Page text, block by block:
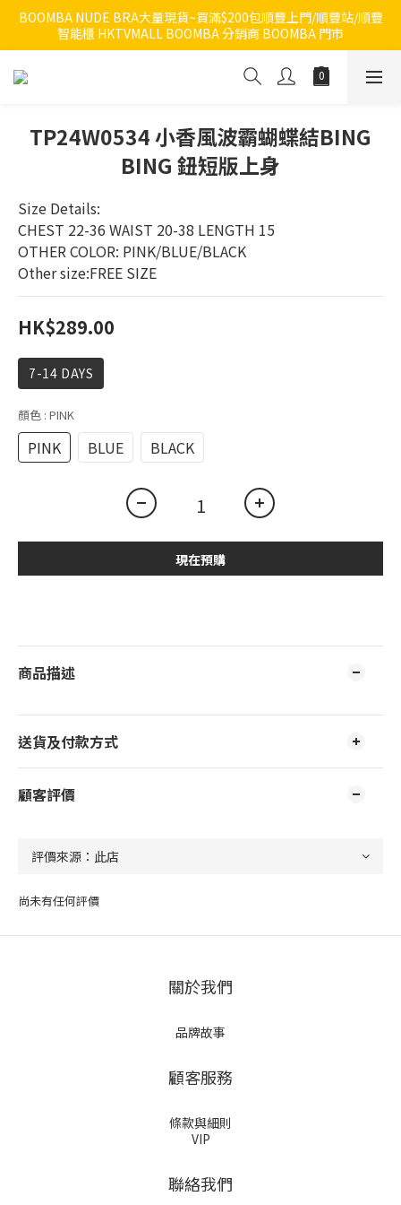
BOOMBA NUDE BRA大量現貨~買滿$200包順豐上門/順豐站/順豐
智能櫃 HKTVMALL BOOMBA 分銷商 BOOMBA 門市
TP24W0534 小香風波霸蝴蝶結BING
BING 鈕短版上身
Size Details:
CHEST 22-36 WAIST 20-38 LENGTH 15
OTHER COLOR: PINK/BLUE/BLACK
Other size:FREE SIZE
HK$289.00
7-14 DAYS
顏色 : PINK
PINK BLUE BLACK
現在預購
商品描述
送貨及付款方式
顧客評價
尚未有任何評價
關於我們
品牌故事
顧客服務
條款與細則
VIP
聯絡我們